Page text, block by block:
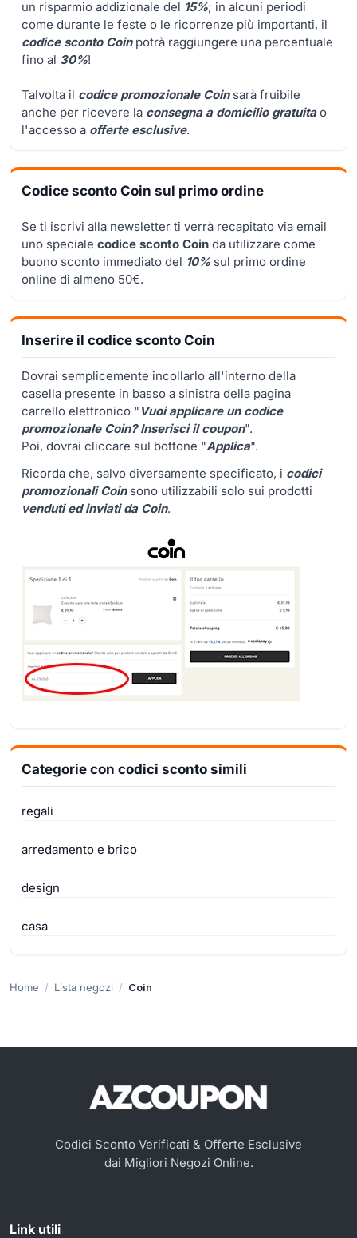
un risparmio addizionale del 15%; in alcuni periodi
come durante le feste o le ricorrenze più importanti, il
codice sconto Coinpotrà raggiungere una percentuale
fino al 30%!
Talvolta il codice promozionale Coinsarà fruibile
anche per ricevere la consegna a domicilio gratuitao
l'accesso a offerte esclusive.
Codice sconto Coin sul primo ordine
Se ti iscrivi alla newsletter ti verrà recapitato via email
uno speciale codice sconto Coin da utilizzare come
buono sconto immediato del 10% sul primo ordine
online di almeno 50€.
Inserire il codice sconto Coin
Dovrai semplicemente incollarlo all'interno della
casella presente in basso a sinistra della pagina
carrello elettronico " Vuoi applicare un codice
promozionale Coin? Inserisci il coupon".
Poi, dovrai cliccare sul bottone "Applica".
Ricorda che, salvo diversamente specificato, i codici
promozionali Coin sono utilizzabili solo sui prodotti
venduti ed inviati da Coin.
Categorie con codici sconto simili
regali
arredamento e brico
design
casa
Home Lista negozi Coin
Codici Sconto Verificati & Offerte Esclusive
dai Migliori Negozi Online.
Link utili